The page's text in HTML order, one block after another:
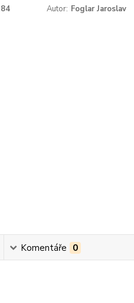
Autor: Foglar Jaroslav
Komentáře 0